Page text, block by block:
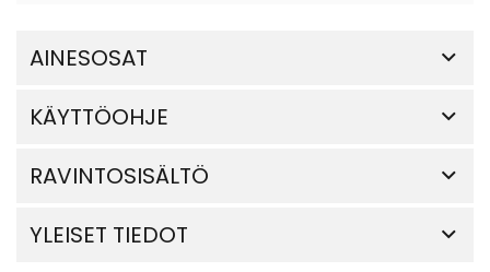
AINESOSAT
KÄYTTÖOHJE
RAVINTOSISÄLTÖ
YLEISET TIEDOT